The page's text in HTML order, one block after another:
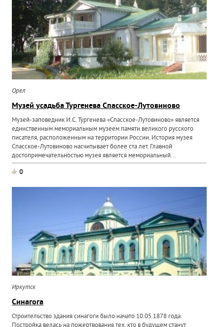
Орел
Музей усадьба Тургенева Спасское-Лутовиново
Музей-заповедник И.С. Тургенева «Спасское-Лутовиново» является
единственным мемориальным музеем памяти великого русского
писателя, расположенным на территории России. История музея
Спасское-Лутовиново насчитывает более ста лет. Главной
достопримечательностью музея является мемориальный...
0
Иркутск
Синагога
Строительство здания синагоги было начато 10.05.1878 года.